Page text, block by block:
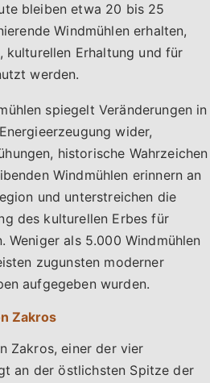
bleiben etwa 20 bis 25
Windmühlen erhalten,
kulturellen Erhaltung und für
werden.
spiegelt Veränderungen in
wider,
historische Wahrzeichen
Windmühlen erinnern an
und unterstreichen die
des kulturellen Erbes für
Weniger als 5.000 Windmühlen
zugunsten moderner
aufgegeben wurden.
Zakros
Zakros, einer der vier
an der östlichsten Spitze der